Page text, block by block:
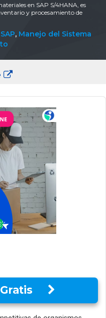
en SAP S/4HANA, es
y procesamiento de
SAP, Manejo del Sistema